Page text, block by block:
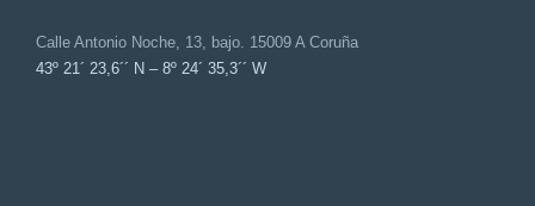
Calle Antonio Noche, 13, bajo. 15009 A Coruña
43º 21´ 23,6´´ N – 8º 24´ 35,3´´ W